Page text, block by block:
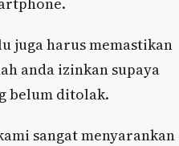
juga harus memastikan
anda izinkan supaya
belum ditolak.
sangat menyarankan